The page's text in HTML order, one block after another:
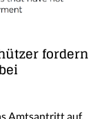
fordern
Amtsantritt auf.